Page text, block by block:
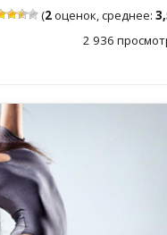
(2оценок, среднее:
2 936